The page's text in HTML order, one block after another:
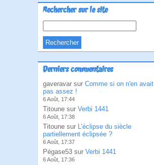
Rechercher sur le site
Derniers commentaires
gaveravar sur Comme si on n'en avait
pas assez !
6 Août, 17:44
Titoune sur Verbi 1441
6 Août, 17:38
Titoune sur L’éclipse du siècle
partiellement éclipsée ?
6 Août, 17:37
Pégase53 sur Verbi 1441
6 Août, 17:36